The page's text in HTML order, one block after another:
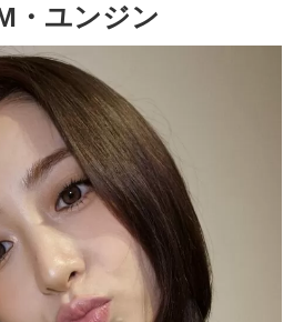
・ユンジン